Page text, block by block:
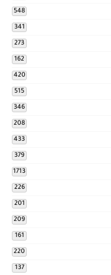
548
341
273
162
420
515
346
208
433
379
1713
226
201
209
161
220
137